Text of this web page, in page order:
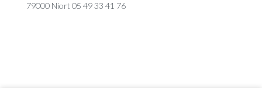
79000 Niort 05 49 33 41 76